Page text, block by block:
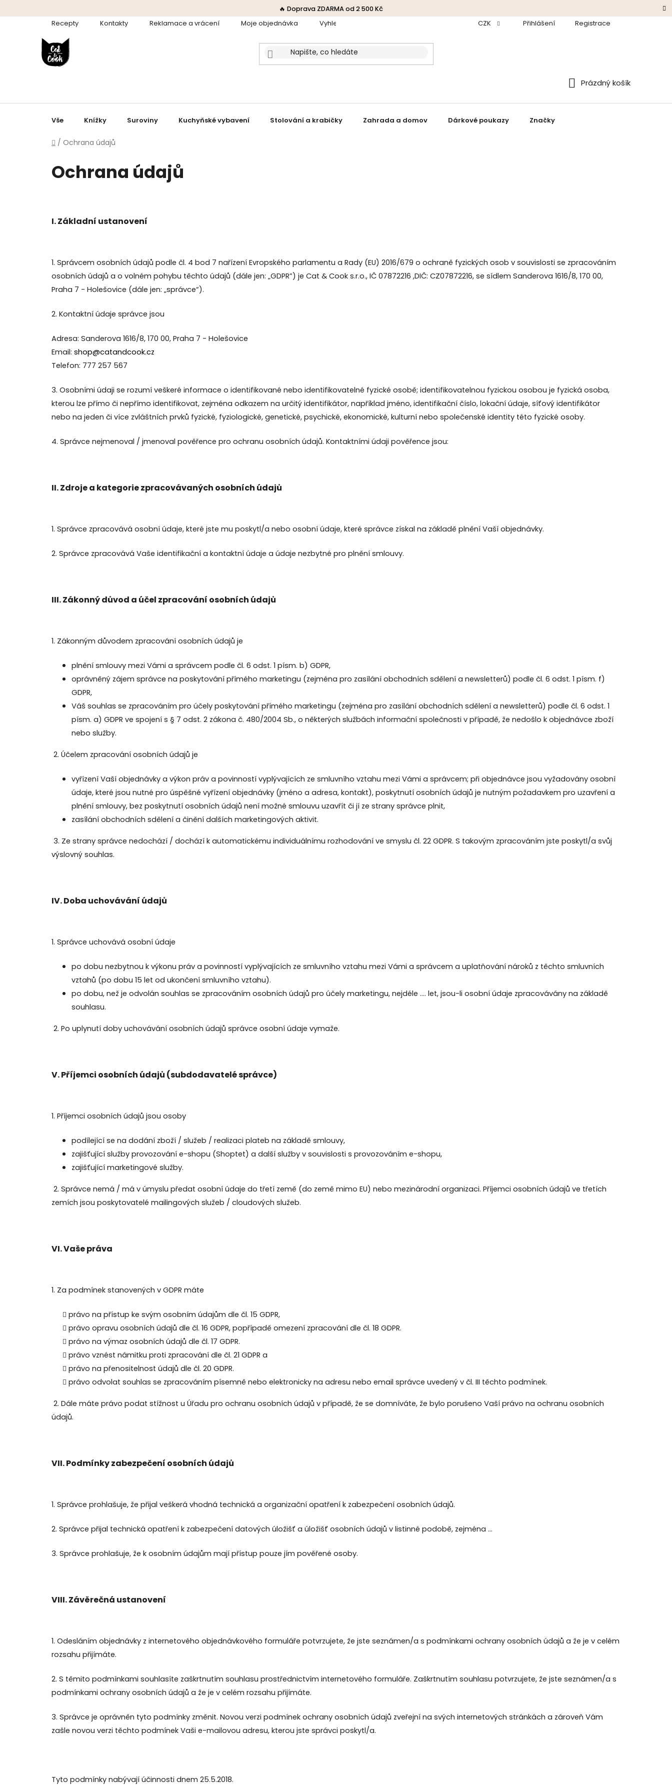
na
🔥 Doprava ZDARMA od 2 500 Kč
Recepty Kontakty Reklamace a vrácení Moje objednávka Vyhledávač receptů Ochrana údajů Zpětný odběr baterií a
CZK Přihlášení Registrace
Prázdný košík
Vše Knížky Suroviny Kuchyňské vybavení Stolování a krabičky Zahrada a domov Dárkové poukazy Značky
Domů
/ Ochrana údajů
Ochrana údajů
I.Základní ustanovení
1. Správcem osobních údajů podle čl. 4 bod 7 nařízení Evropského parlamentu a Rady (EU) 2016/679 o ochraně fyzických osob v souvislosti se zpracováním
osobních údajů a o volném pohybu těchto údajů (dále jen: „GDPR”) je Cat & Cook s.r.o., IČ 07872216 ,DIČ: CZ07872216, se sídlem Sanderova 1616/8, 170 00,
Praha 7 - Holešovice (dále jen: „správce“).
2. Kontaktní údaje správce jsou
Adresa: Sanderova 1616/8, 170 00, Praha 7 - Holešovice
Email: shop@catandcook.cz
Telefon: 777 257 567
3. Osobními údaji se rozumí veškeré informace o identifikované nebo identifikovatelné fyzické osobě; identifikovatelnou fyzickou osobou je fyzická osoba,
kterou lze přímo či nepřímo identifikovat, zejména odkazem na určitý identifikátor, například jméno, identifikační číslo, lokační údaje, síťový identifikátor
nebo na jeden či více zvláštních prvků fyzické, fyziologické, genetické, psychické, ekonomické, kulturní nebo společenské identity této fyzické osoby.
4. Správce nejmenoval / jmenoval pověřence pro ochranu osobních údajů. Kontaktními údaji pověřence jsou:
II.Zdroje a kategorie zpracovávaných osobních údajů
1. Správce zpracovává osobní údaje, které jste mu poskytl/a nebo osobní údaje, které správce získal na základě plnění Vaší objednávky.
2. Správce zpracovává Vaše identifikační a kontaktní údaje a údaje nezbytné pro plnění smlouvy.
III.Zákonný důvod a účel zpracování osobních údajů
1. Zákonným důvodem zpracování osobních údajů je
plnění smlouvy mezi Vámi a správcem podle čl. 6 odst. 1 písm. b) GDPR,
oprávněný zájem správce na poskytování přímého marketingu (zejména pro zasílání obchodních sdělení a newsletterů) podle čl. 6 odst. 1 písm. f)
GDPR,
Váš souhlas se zpracováním pro účely poskytování přímého marketingu (zejména pro zasílání obchodních sdělení a newsletterů) podle čl. 6 odst. 1
písm. a) GDPR ve spojení s § 7 odst. 2 zákona č. 480/2004 Sb., o některých službách informační společnosti v případě, že nedošlo k objednávce zboží
nebo služby.
2. Účelem zpracování osobních údajů je
vyřízení Vaší objednávky a výkon práv a povinností vyplývajících ze smluvního vztahu mezi Vámi a správcem; při objednávce jsou vyžadovány osobní
údaje, které jsou nutné pro úspěšné vyřízení objednávky (jméno a adresa, kontakt), poskytnutí osobních údajů je nutným požadavkem pro uzavření a
plnění smlouvy, bez poskytnutí osobních údajů není možné smlouvu uzavřít či jí ze strany správce plnit,
zasílání obchodních sdělení a činění dalších marketingových aktivit.
3. Ze strany správce nedochází / dochází k automatickému individuálnímu rozhodování ve smyslu čl. 22 GDPR. S takovým zpracováním jste poskytl/a svůj
výslovný souhlas.
IV.Doba uchovávání údajů
1. Správce uchovává osobní údaje
po dobu nezbytnou k výkonu práv a povinností vyplývajících ze smluvního vztahu mezi Vámi a správcem a uplatňování nároků z těchto smluvních
vztahů (po dobu 15 let od ukončení smluvního vztahu).
po dobu, než je odvolán souhlas se zpracováním osobních údajů pro účely marketingu, nejdéle …. let, jsou-li osobní údaje zpracovávány na základě
souhlasu.
2. Po uplynutí doby uchovávání osobních údajů správce osobní údaje vymaže.
V.Příjemci osobních údajů (subdodavatelé správce)
1. Příjemci osobních údajů jsou osoby
podílející se na dodání zboží / služeb / realizaci plateb na základě smlouvy,
zajišťující služby provozování e-shopu (Shoptet) a další služby v souvislosti s provozováním e-shopu,
zajišťující marketingové služby.
2. Správce nemá / má v úmyslu předat osobní údaje do třetí země (do země mimo EU) nebo mezinárodní organizaci. Příjemci osobních údajů ve třetích
zemích jsou poskytovatelé mailingových služeb / cloudových služeb.
VI.Vaše práva
1. Za podmínek stanovených v GDPR máte
právo na přístup ke svým osobním údajům dle čl. 15 GDPR,
právo opravu osobních údajů dle čl. 16 GDPR, popřípadě omezení zpracování dle čl. 18 GDPR.
právo na výmaz osobních údajů dle čl. 17 GDPR.
právo vznést námitku proti zpracování dle čl. 21 GDPR a
právo na přenositelnost údajů dle čl. 20 GDPR.
právo odvolat souhlas se zpracováním písemně nebo elektronicky na adresu nebo email správce uvedený v čl. III těchto podmínek.
2. Dále máte právo podat stížnost u Úřadu pro ochranu osobních údajů v případě, že se domníváte, že bylo porušeno Vaší právo na ochranu osobních
údajů.
VII.Podmínky zabezpečení osobních údajů
1. Správce prohlašuje, že přijal veškerá vhodná technická a organizační opatření k zabezpečení osobních údajů.
2. Správce přijal technická opatření k zabezpečení datových úložišť a úložišť osobních údajů v listinné podobě, zejména …
3. Správce prohlašuje, že k osobním údajům mají přístup pouze jím pověřené osoby.
VIII.Závěrečná ustanovení
1. Odesláním objednávky z internetového objednávkového formuláře potvrzujete, že jste seznámen/a s podmínkami ochrany osobních údajů a že je v celém
rozsahu přijímáte.
2. S těmito podmínkami souhlasíte zaškrtnutím souhlasu prostřednictvím internetového formuláře. Zaškrtnutím souhlasu potvrzujete, že jste seznámen/a s
podmínkami ochrany osobních údajů a že je v celém rozsahu přijímáte.
3. Správce je oprávněn tyto podmínky změnit. Novou verzi podmínek ochrany osobních údajů zveřejní na svých internetových stránkách a zároveň Vám
zašle novou verzi těchto podmínek Vaši e-mailovou adresu, kterou jste správci poskytl/a.
Tyto podmínky nabývají účinnosti dnem 25.5.2018.